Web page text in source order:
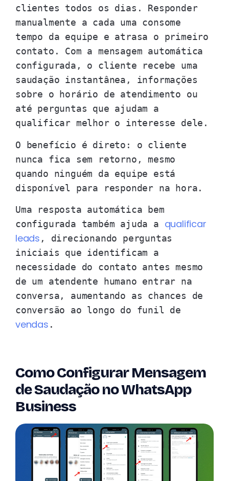
clientes todos os dias. Responder
manualmente a cada uma consome
tempo da equipe e atrasa o primeiro
contato. Com a mensagem automática
configurada, o cliente recebe uma
saudação instantânea, informações
sobre o horário de atendimento ou
até perguntas que ajudam a
qualificar melhor o interesse dele.
O benefício é direto: o cliente
nunca fica sem retorno, mesmo
quando ninguém da equipe está
disponível para responder na hora.
Uma resposta automática bem
configurada também ajuda a qualificar
leads , direcionando perguntas
iniciais que identificam a
necessidade do contato antes mesmo
de um atendente humano entrar na
conversa, aumentando as chances de
conversão ao longo do funil de
vendas .
Como Configurar Mensagem
de Saudação no WhatsApp
Business